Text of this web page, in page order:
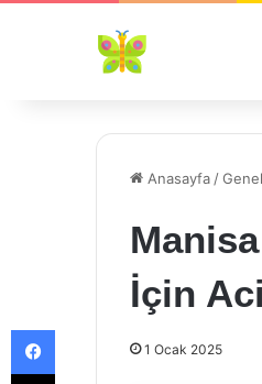
Anasayfa /Genel
İçin
1 Ocak 2025
Facebook
X